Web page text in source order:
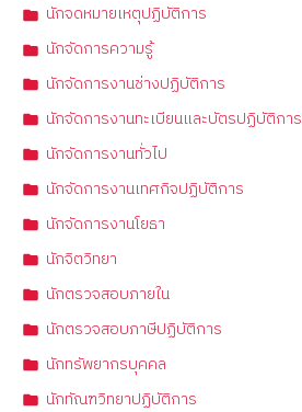
นักจดหมายเหตุปฏิบัติการ
นักจัดการความรู้
นักจัดการงานช่างปฏิบัติการ
นักจัดการงานทะเบียนและบัตรปฏิบัติการ
นักจัดการงานทั่วไป
นักจัดการงานเทศกิจปฏิบัติการ
นักจัดการงานโยธา
นักจิตวิทยา
นักตรวจสอบภายใน
นักตรวจสอบภาษีปฏิบัติการ
นักทรัพยากรบุคคล
นักทัณฑวิทยาปฏิบัติการ